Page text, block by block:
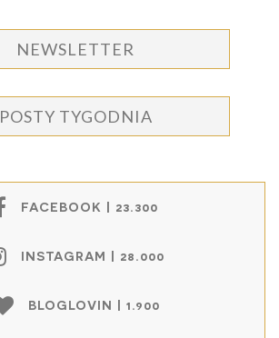
NEWSLETTER
POSTY TYGODNIA
FACEBOOK | 23.300
INSTAGRAM | 28.000
BLOGLOVIN | 1.900